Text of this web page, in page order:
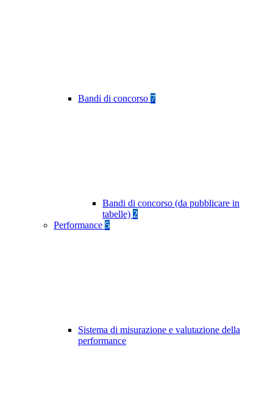
Bandi di concorso 7
Bandi di concorso (da pubblicare in
tabelle) 2
Performance 5
Sistema di misurazione e valutazione della
performance